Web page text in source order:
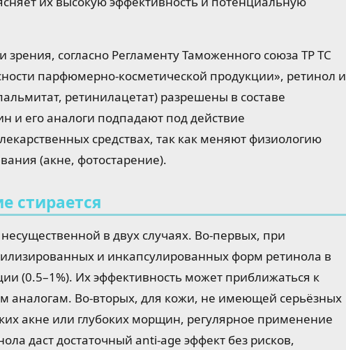
зрения, согласно Регламенту Таможенного союза ТР ТС
парфюмерно-косметической продукции», ретинол и
ретинилацетат) разрешены в составе
и его аналоги подпадают под действие
средствах, так как меняют физиологию
(акне, фотостарение).
стирается
в двух случаях. Во-первых, при
и инкапсулированных форм ретинола в
(0.5–1%). Их эффективность может приближаться к
аналогам. Во-вторых, для кожи, не имеющей серьёзных
акне или глубоких морщин, регулярное применение
даст достаточный anti-age эффект без рисков,